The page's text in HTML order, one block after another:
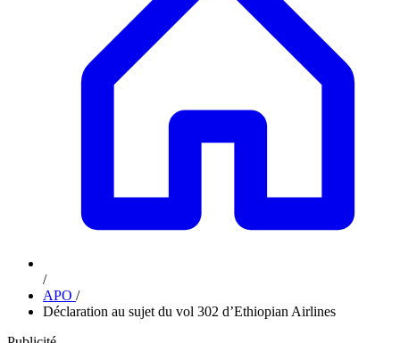
/
APO /
Déclaration au sujet du vol 302 d’Ethiopian Airlines